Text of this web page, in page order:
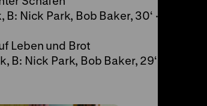
B: Nick Park, Bob Baker, 30‘ · Digital
Leben und Brot
B: Nick Park, Bob Baker, 29‘ ·…